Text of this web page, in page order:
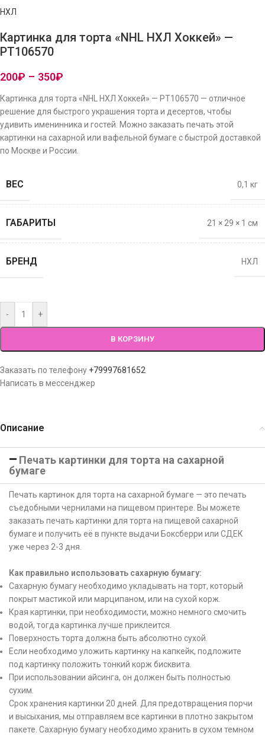
НХЛ
Картинка для торта «NHL НХЛ Хоккей» —
PT106570
200₽ – 350₽
Картинка для торта «NHL НХЛ Хоккей» — PT106570 — отличное
решение для быстрого украшения торта и десертов, чтобы
удивить именинника и гостей. Можно заказать печать этой
картинки на сахарной или вафельной бумаге с быстрой доставкой
по Москве и России.
ВЕС 0,1 кг
ГАБАРИТЫ 21 × 29 × 1 см
БРЕНД НХЛ
- +
В КОРЗИНУ
Заказать по телефону +79997681652
Написать в мессенджер
Описание
Печать картинки для торта на сахарной
бумаге
Печать картинок для торта на сахарной бумаге — это печать
съедобными чернилами на пищевом принтере. Вы можете
заказать печать картинки для торта на пищевой сахарной
бумаге и получить её в пункте выдачи Боксберри или СДЕК
уже через 2-3 дня.
Как правильно использовать сахарную бумагу:
Сахарную бумагу необходимо укладывать на торт, который
покрыт мастикой или марципаном, или на сухой корж.
Края картинки, при необходимости, можно немного смочить
водой, тогда картинка лучше приклеится.
Поверхность торта должна быть абсолютно сухой.
Если необходимо уложить картинку на капкейк, подложите
под картинку положить тонкий корж бисквита.
При использовании айсинга, он должен быть полностью
сухим.
Срок хранения картинки 20 дней. Для предотвращения порчи
и высыхания, мы отправляем все картинки в плотно закрытом
пакете. Сахарную бумагу необходимо хранить в сухом темном